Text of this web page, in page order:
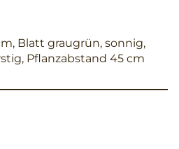
Blatt graugrün, sonnig,
Pflanzabstand 45 cm